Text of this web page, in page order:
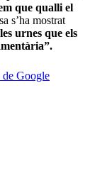
que qualli el
s’ha mostrat
urnes que els
de Google